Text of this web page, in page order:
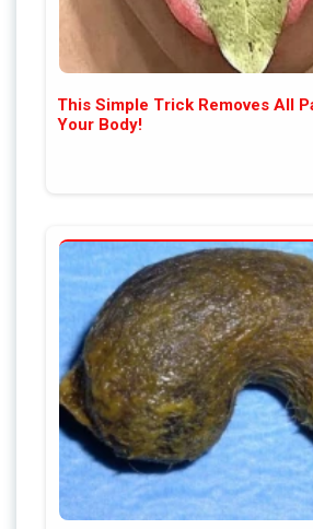
This Simple Trick Removes All
Your Body!